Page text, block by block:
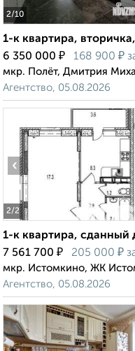
2/10
1-к квартира,
6 350 000 ₽ 168 900 ₽
мкр. Полёт, Дмитрия
Агентство, 05.08.2026
2/2
‹
1-к квартира, сданный
7 561 700 ₽ 205 000 ₽
мкр. Истомкино, ЖК
Агентство, 05.08.2026